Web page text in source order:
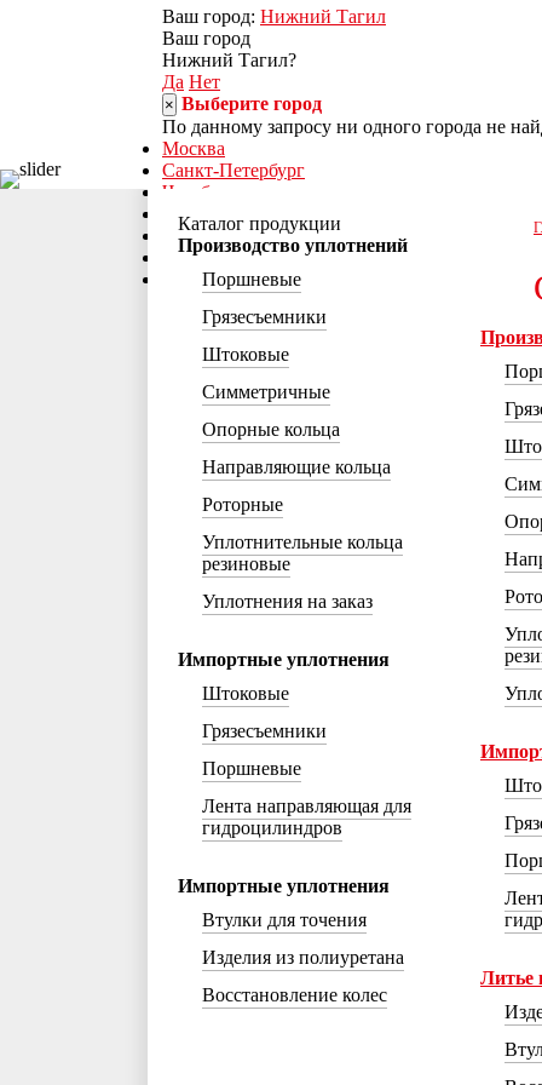
Ваш город: Нижний Тагил
Ваш город
Нижний Тагил?
Да Нет
× Выберите город
По данному запросу ни одного города не
Москва
Санкт-Петербург
Челябинск
Уфа
Норильск
Нижний Тагил
Ростов-на-Дону
Продукция
Наше производство
Каталоги
Контакты
конфиденциальности
Тагил
Ваш город
Нижний Тагил?
Да Нет
× Выберите город
ни одного города не
Москва
Санкт-Петербург
Челябинск
Норильск
Нижний Тагил
Ростов-на-Дону
8 (800) 222-30-04
seal-tech@mail.ru
г. Ростов-на-Дону,
Каталог
Каталог продукции
Производство уплотнений
Поршневые
Грязесъемники
Штоковые
Симметричные
Опорные кольца
Направляющие кольца
Роторные
Уплотнительные кольца
резиновые
Уплотнения на заказ
Импортные уплотнения
Штоковые
Грязесъемники
Поршневые
Лента направляющая для
гидроцилиндров
Импортные уплотнения
Втулки для точения
Изделия из полиуретана
Восстановление колес
Литье